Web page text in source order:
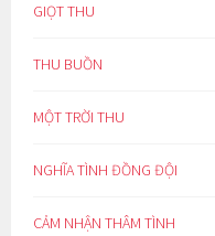
GIỌT THU
THU BUỒN
MỘT TRỜI THU
NGHĨA TÌNH ĐỒNG ĐỘI
CẢM NHẬN THÂM TÌNH